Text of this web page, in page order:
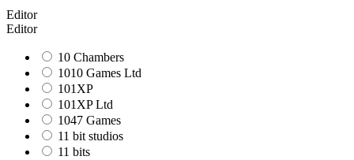
Editor
Editor
10 Chambers
1010 Games Ltd
101XP
101XP Ltd
1047 Games
11 bit studios
11 bits